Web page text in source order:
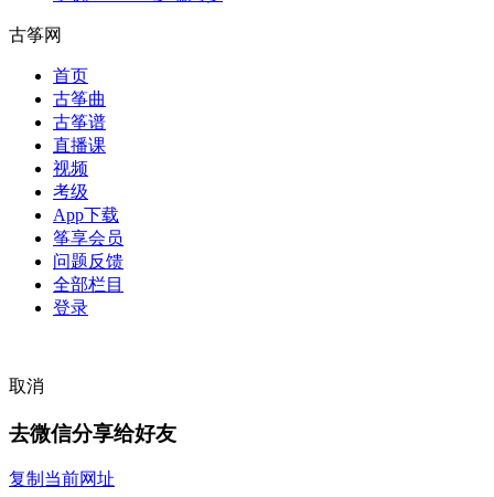
古筝网
首页
古筝曲
古筝谱
直播课
视频
考级
App下载
筝享会员
问题反馈
全部栏目
登录
取消
去微信分享给好友
复制当前网址